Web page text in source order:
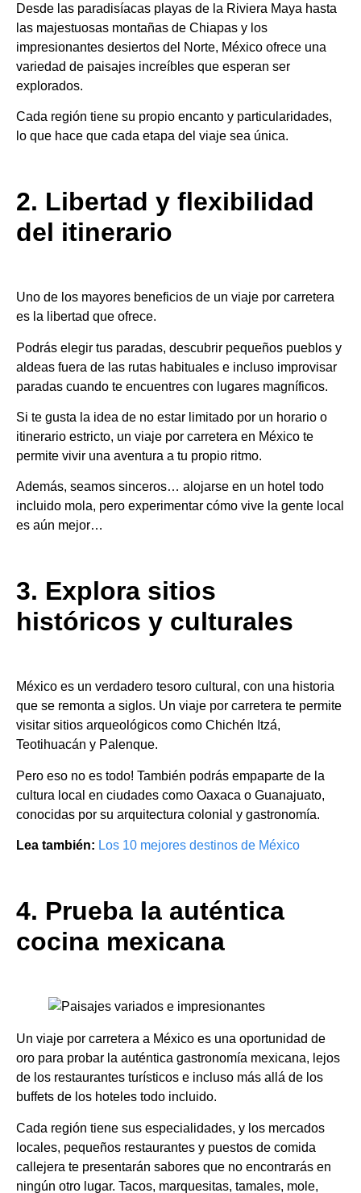
Desde las paradisíacas playas de la Riviera Maya hasta
las majestuosas montañas de Chiapas y los
impresionantes desiertos del Norte, México ofrece una
variedad de paisajes increíbles que esperan ser
explorados.
Cada región tiene su propio encanto y particularidades,
lo que hace que cada etapa del viaje sea única.
2. Libertad y flexibilidad
del itinerario
Uno de los mayores beneficios de un viaje por carretera
es la libertad que ofrece.
Podrás elegir tus paradas, descubrir pequeños pueblos y
aldeas fuera de las rutas habituales e incluso improvisar
paradas cuando te encuentres con lugares magníficos.
Si te gusta la idea de no estar limitado por un horario o
itinerario estricto, un viaje por carretera en México te
permite vivir una aventura a tu propio ritmo.
Además, seamos sinceros… alojarse en un hotel todo
incluido mola, pero experimentar cómo vive la gente local
es aún mejor…
3. Explora sitios
históricos y culturales
México es un verdadero tesoro cultural, con una historia
que se remonta a siglos. Un viaje por carretera te permite
visitar sitios arqueológicos como Chichén Itzá,
Teotihuacán y Palenque.
Pero eso no es todo! También podrás empaparte de la
cultura local en ciudades como Oaxaca o Guanajuato,
conocidas por su arquitectura colonial y gastronomía.
Lea también: Los 10 mejores destinos de México
4. Prueba la auténtica
cocina mexicana
Un viaje por carretera a México es una oportunidad de
oro para probar la auténtica gastronomía mexicana, lejos
de los restaurantes turísticos e incluso más allá de los
buffets de los hoteles todo incluido.
Cada región tiene sus especialidades, y los mercados
locales, pequeños restaurantes y puestos de comida
callejera te presentarán sabores que no encontrarás en
ningún otro lugar. Tacos, marquesitas, tamales, mole,